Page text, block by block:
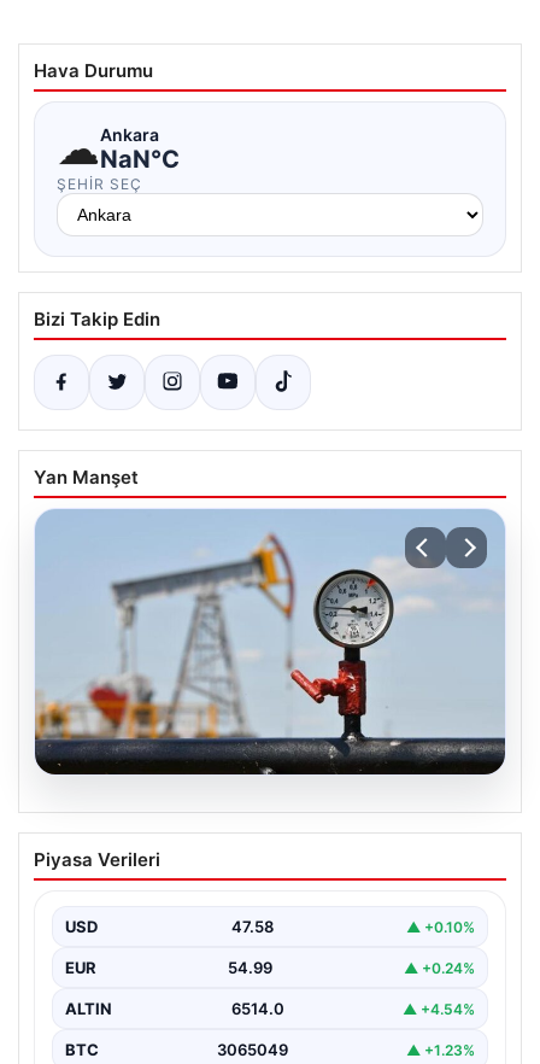
Hava Durumu
☁Ankara
NaN°C
ŞEHIR SEÇ
Bizi Takip Edin
Yan Manşet
05.08.2026
Petrol fiyatları 25 Mayıs: Petrol fiyatları
düştü mü, ne kadar oldu? Brent petrol
Piyasa Verileri
USD 47.58 ▲ +0.10%
EUR 54.99 ▲ +0.24%
ALTIN 6514.0 ▲ +4.54%
BTC 3065049 ▲ +1.23%